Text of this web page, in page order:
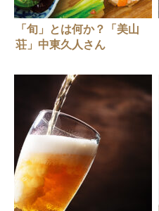
「旬」とは何か？「美山
荘」中東久人さん